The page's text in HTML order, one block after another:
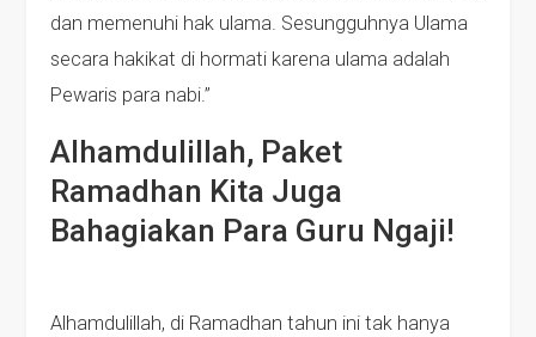
dan memenuhi hak ulama. Sesungguhnya Ulama
secara hakikat di hormati karena ulama adalah
Pewaris para nabi.”
Alhamdulillah, Paket
Ramadhan Kita Juga
Bahagiakan Para Guru Ngaji!
Alhamdulillah, di Ramadhan tahun ini tak hanya